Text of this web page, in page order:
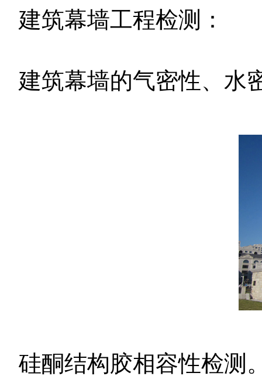
建筑幕墙工程检测：
建筑幕墙的气密性、水
硅酮结构胶相容性检测